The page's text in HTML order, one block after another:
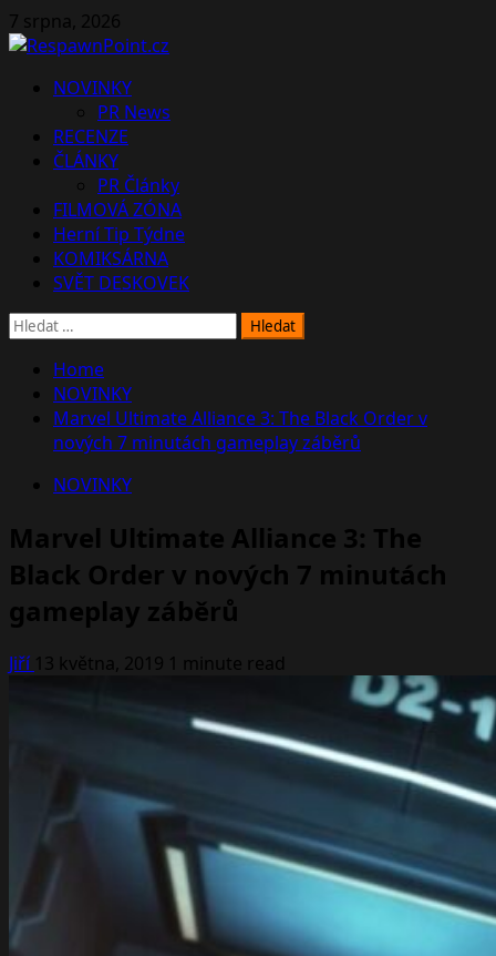
Skip
to
7 srpna, 2026
PrimaryNOVINKY
PR News
RECENZE
ČLÁNKY
PR Články
FILMOVÁ ZÓNA
Herní Tip Týdne
KOMIKSÁRNA
SVĚT DESKOVEK
Vyhledávání
Home
NOVINKY
Marvel Ultimate Alliance 3: The Black Order v
nových 7 minutách gameplay záběrů
NOVINKY
Marvel Ultimate Alliance 3: The
Black Order v nových 7 minutách
gameplay záběrů
Jiří 13 května, 2019 1 minute read